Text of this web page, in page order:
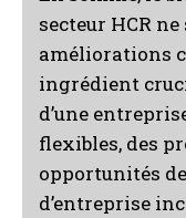
J'ai lu et j'accepte
secteur HCR
améliorations
ingrédient
d’une
flexibles, des
opportunités
d’entreprise